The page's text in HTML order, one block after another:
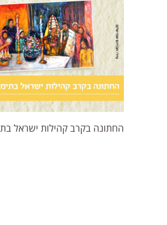
החתונה בקרב קהילות ישראל